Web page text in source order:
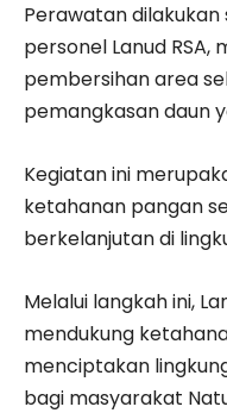
Perawatan
personel Lanud
pembersihan area
pemangkasan daun
Kegiatan ini
ketahanan pangan
berkelanjutan di
Melalui langkah ini,
mendukung
menciptakan
bagi masyarakat